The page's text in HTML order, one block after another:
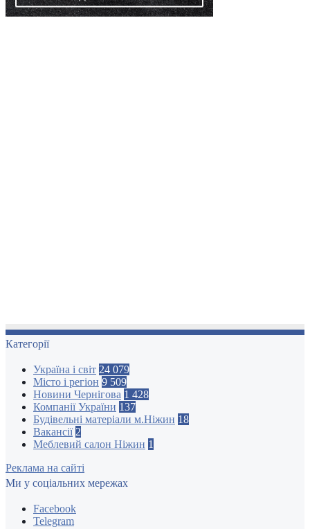
Категорії
Україна і світ 24 079
Місто і регіон 9 509
Новини Чернігова 1 428
Компанії України 137
Будівельні матеріали м.Ніжин 18
Вакансії 2
Меблевий салон Ніжин 1
Реклама на сайті
Ми у соціальних мережах
Facebook
Telegram